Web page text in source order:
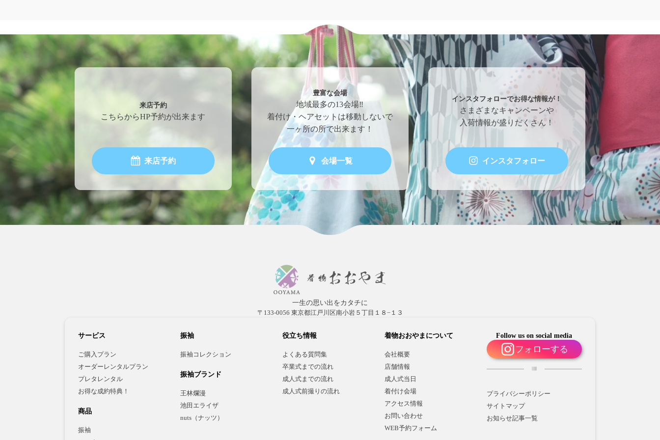
来店予約
こちらからHP予約が出来ます
来店予約
豊富な会場
地域最多の13会場‼
着付け・ヘアセットは移動しないで
一ヶ所の所で出来ます！
会場一覧
インスタフォローでお得な情報が！
さまざまなキャンペーンや
入荷情報が盛りだくさん！
インスタフォロー
一生の思い出をカタチに
〒133-0056 東京都江戸川区南小岩５丁目１８−１３
サービス
ご購入プラン
オーダーレンタルプラン
プレタレンタル
お得な成約特典！
商品
振袖
振袖
振袖コレクション
振袖ブランド
王林爛漫
池田エライザ
nuts（ナッツ）
役立ち情報
よくある質問集
卒業式までの流れ
成人式までの流れ
成人式前撮りの流れ
着物おおやまについて
会社概要
店舗情報
成人式当日
着付け会場
アクセス情報
お問い合わせ
WEB予約フォーム
Follow us on social media
フォローする
プライバシーポリシー
サイトマップ
お知らせ記事一覧